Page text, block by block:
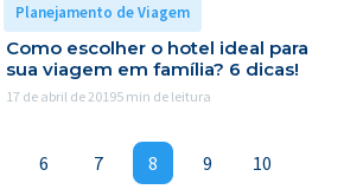
Planejamento de Viagem
Como escolher o hotel ideal para
sua viagem em família? 6 dicas!
17 de abril de 20195 min de leitura
6 7 8 9 10